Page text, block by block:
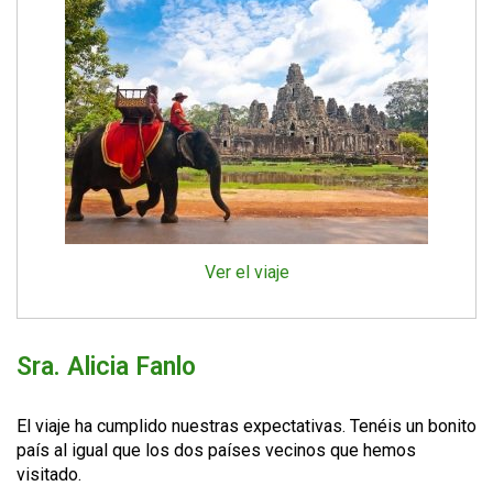
Sra. Alicia Fanlo
El viaje ha cumplido nuestras expectativas. Tenéis un bonito
país al igual que los dos países vecinos que hemos
visitado.
Ver el viaje